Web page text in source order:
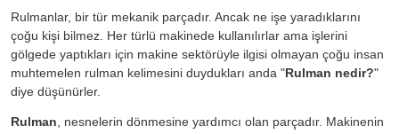
Rulmanlar, bir tür mekanik parçadır. Ancak ne işe yaradıklarını
çoğu kişi bilmez. Her türlü makinede kullanılırlar ama işlerini
gölgede yaptıkları için makine sektörüyle ilgisi olmayan çoğu insan
muhtemelen rulman kelimesini duydukları anda "Rulman nedir?"
diye düşünürler.
Rulman , nesnelerin dönmesine yardımcı olan parçadır. Makinenin